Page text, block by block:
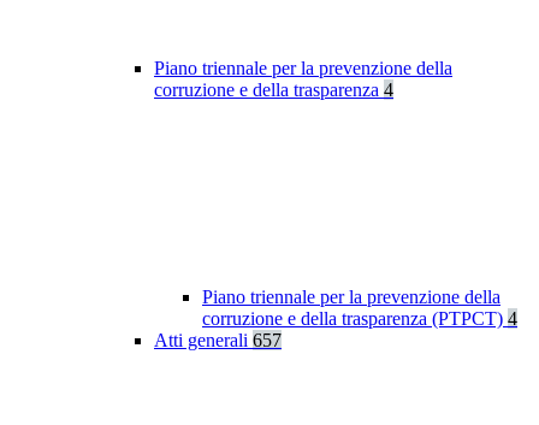
Piano triennale per la prevenzione della
corruzione e della trasparenza 4
Piano triennale per la prevenzione della
corruzione e della trasparenza (PTPCT) 4
Atti generali 657